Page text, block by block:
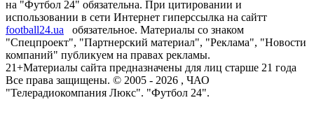
на "Футбол 24" обязательна. При цитировании и
использовании в сети Интернет гиперссылка на сайтт
football24.ua
обязательное. Материалы со знаком
"Спецпроект", "Партнерский материал", "Реклама", "Новости
компаний" публикуем на правах рекламы.
21+Материалы сайта предназначены для лиц старше 21 года
Все права защищены. © 2005 - 2026 , ЧАО
"Телерадиокомпания Люкс". "Футбол 24".